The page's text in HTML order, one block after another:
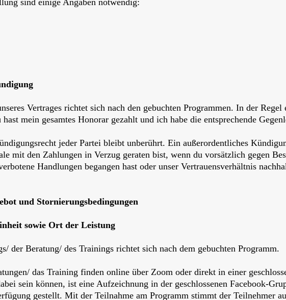
sind einige Angaben notwendig:
Vertrages richtet sich nach den gebuchten Programmen. In der Regel
mein gesamtes Honorar gezahlt und ich habe die entsprechende
jeder Partei bleibt unberührt. Ein außerordentliches
mit den Zahlungen in Verzug geraten bist, wenn du vorsätzlich gegen
Handlungen begangen hast oder unser Vertrauensverhältnis
und Stornierungsbedingungen
sowie Ort der Leistung
der Beratung/ des Trainings richtet sich nach dem gebuchten Programm.
das Training finden online über Zoom oder direkt in einer
sein können, ist eine Aufzeichnung in der geschlossenen Facebook-
gestellt. Mit der Teilnahme am Programm stimmt der Teilnehmer